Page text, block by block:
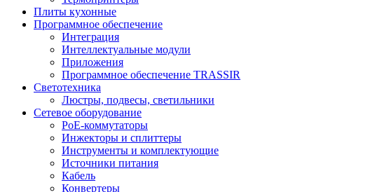
Плиты кухонные
Программное обеспечение
Интеграция
Интеллектуальные модули
Приложения
Программное обеспечение TRASSIR
Светотехника
Люстры, подвесы, светильники
Сетевое оборудование
PoE-коммутаторы
Инжекторы и сплиттеры
Инструменты и комплектующие
Источники питания
Кабель
Конвертеры